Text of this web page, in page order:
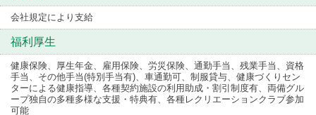
会社規定により支給
福利厚生
健康保険、厚生年金、雇用保険、労災保険、通勤手当、残業手当、資格
手当、その他手当(特別手当有)、車通勤可、制服貸与、健康づくりセン
ターによる健康指導、各種契約施設の利用助成・割引制度有、両備グル
ープ独自の多種多様な支援・特典有、各種レクリエーションクラブ参加
可能